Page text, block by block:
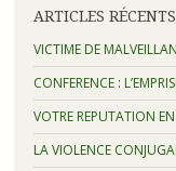
ARTICLES RÉCENTS
VICTIME DE
CONFERENCE :
VOTRE REPUTATION
LA VIOLENCE